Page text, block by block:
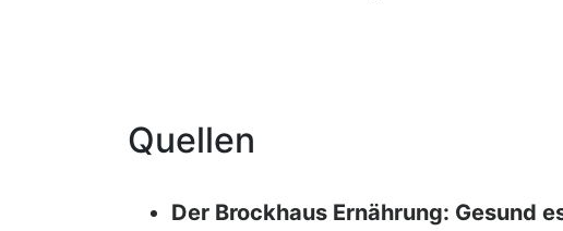
Quellen
Der Brockhaus Ernährung: Gesund